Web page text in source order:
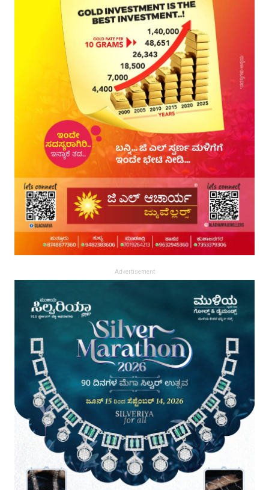
Advertisement